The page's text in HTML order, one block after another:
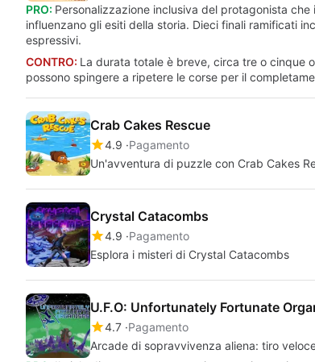
PRO: Personalizzazione inclusiva del protagonista
influenzano gli esiti della storia. Dieci finali ramificati
espressivi.
CONTRO: La durata totale è breve, circa tre o cinque
possono spingere a ripetere le corse per il
Crab Cakes Rescue
4.9 Pagamento
Un'avventura di puzzle con Crab Cakes
Crystal Catacombs
4.9 Pagamento
Esplora i misteri di Crystal Catacombs
U.F.O: Unfortunately Fortunate
4.7 Pagamento
Arcade di sopravvivenza aliena: tiro